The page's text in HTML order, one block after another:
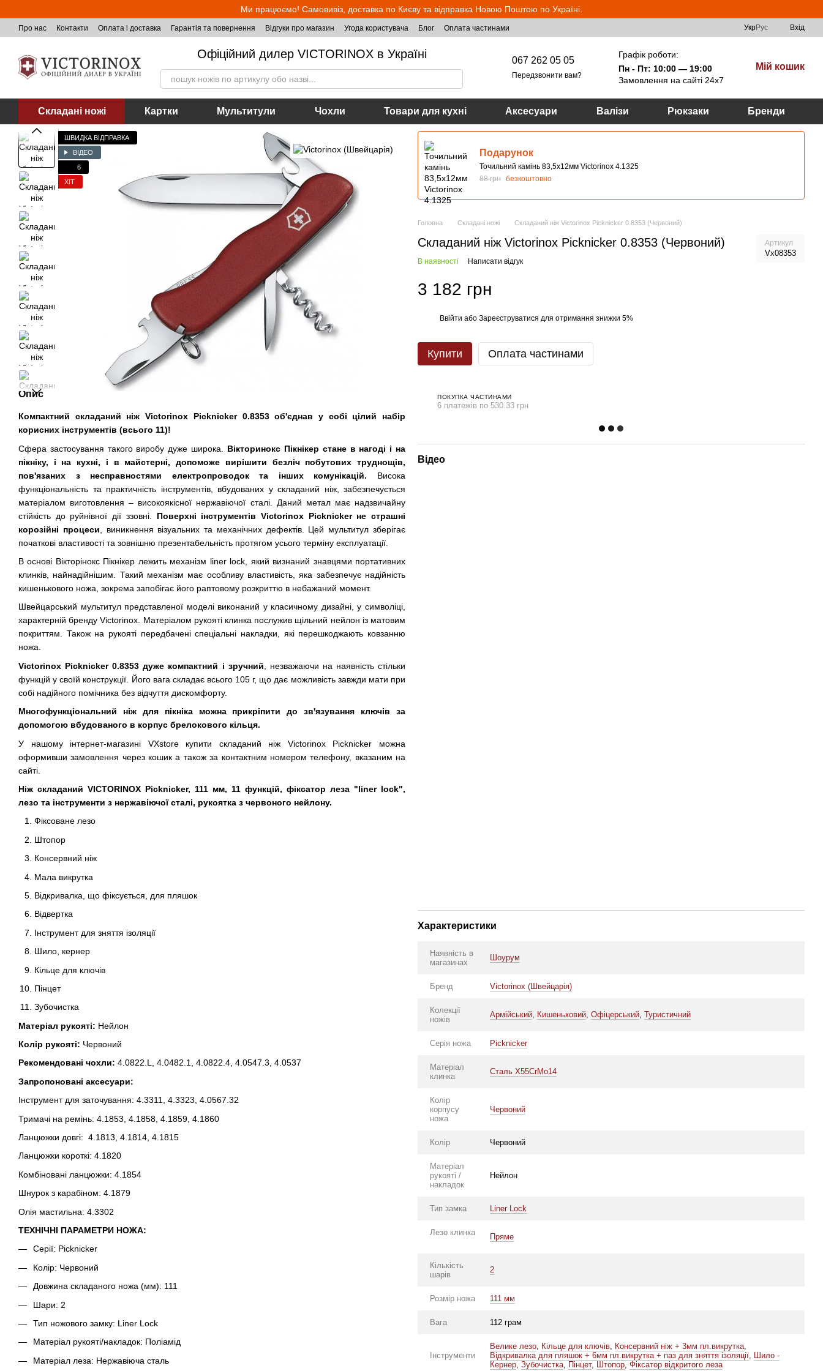
Ми працюємо! Самовивіз, доставка по Києву та відправка Новою Поштою по Україні.
Про нас Контакти Оплата і доставка Гарантія та повернення Відгуки про магазин Угода користувача Блог Оплата частинами УкрРус Вхід
Офіційний дилер VICTORINOX в Україні 067 262 05 05
Передзвонити вам?
Графік роботи:
Пн - Пт: 10:00 — 19:00
Замовлення на сайті 24х7
Мій кошик
Складані ножі Картки Мультитули Чохли Товари для кухні Аксесуари Валізи Рюкзаки Бренди
ШВИДКА ВІДПРАВКА
ВІДЕО
6
ХІТ
Опис
Компактний складаний ніж Victorinox Picknicker 0.8353 об'єднав у собі цілий набір
корисних інструментів (всього 11)!
Сфера застосування такого виробу дуже широка. Вікторинокс Пікнікер стане в нагоді і на
пікніку, і на кухні, і в майстерні, допоможе вирішити безліч побутових труднощів,
пов'язаних з несправностями електропроводок та інших комунікацій. Висока
функціональність та практичність інструментів, вбудованих у складаний ніж, забезпечується
матеріалом виготовлення – високоякісної нержавіючої сталі. Даний метал має надзвичайну
стійкість до руйнівної дії ззовні. Поверхні інструментів Victorinox Picknicker не страшні
корозійні процеси , виникнення візуальних та механічних дефектів. Цей мультитул зберігає
початкові властивості та зовнішню презентабельність протягом усього терміну експлуатації.
В основі Вікторінокс Пікнікер лежить механізм liner lock, який визнаний знавцями портативних
клинків, найнадійнішим. Такий механізм має особливу властивість, яка забезпечує надійність
кишенькового ножа, зокрема запобігає його раптовому розкриттю в небажаний момент.
Швейцарський мультитул представленої моделі виконаний у класичному дизайні, у символіці,
характерній бренду Victorinox. Матеріалом рукояті клинка послужив щільний нейлон із матовим
покриттям. Також на рукояті передбачені спеціальні накладки, які перешкоджають ковзанню
ножа.
Victorinox Picknicker 0.8353 дуже компактний і зручний , незважаючи на наявність стільки
функцій у своїй конструкції. Його вага складає всього 105 г, що дає можливість завжди мати при
собі надійного помічника без відчуття дискомфорту.
Многофункціональний ніж для пікніка можна прикріпити до зв'язування ключів за
допомогою вбудованого в корпус брелокового кільця.
У нашому інтернет-магазині VXstore купити складаний ніж Victorinox Picknicker можна
оформивши замовлення через кошик а також за контактним номером телефону, вказаним на
сайті.
Ніж складаний VICTORINOX Picknicker, 111 мм, 11 функцій, фіксатор леза "liner lock",
лезо та інструменти з нержавіючої сталі, рукоятка з червоного нейлону.
Фіксоване лезо
Штопор
Консервний ніж
Мала викрутка
Відкривалка, що фіксується, для пляшок
Відвертка
Інструмент для зняття ізоляції
Шило, кернер
Кільце для ключів
Пінцет
Зубочистка
Матеріал рукояті: Нейлон
Колір рукояті: Червоний
Рекомендовані чохли: 4.0822.L, 4.0482.1, 4.0822.4, 4.0547.3, 4.0537
Запропоновані аксесуари:
Інструмент для заточування: 4.3311, 4.3323, 4.0567.32
Тримачі на ремінь: 4.1853, 4.1858, 4.1859, 4.1860
Ланцюжки довгі: 4.1813, 4.1814, 4.1815
Ланцюжки короткі: 4.1820
Комбіновані ланцюжки: 4.1854
Шнурок з карабіном: 4.1879
Олія мастильна: 4.3302
ТЕХНІЧНІ ПАРАМЕТРИ НОЖА:
Серії: Picknicker
Колір: Червоний
Довжина складаного ножа (мм): 111
Шари: 2
Тип ножового замку: Liner Lock
Матеріал рукояті/накладок: Поліамід
Матеріал леза: Нержавіюча сталь
Подарунок
Точильний камінь 83,5х12мм Victorinox 4.1325
88 грн безкоштовно
Головна Складані ножі Складаний ніж Victorinox Picknicker 0.8353 (Червоний)
Складаний ніж Victorinox Picknicker 0.8353 (Червоний) Артикул
Vx08353
В наявності Написати відгук
3 182 грн
Ввійти або Зареєструватися для отримання знижки 5%
Купити Оплата частинами
ПОКУПКА ЧАСТИНАМИ
6 платежів по 530.33 грн
Відео
Характеристики
Наявність в
магазинах
Шоурум
Бренд Victorinox (Швейцарія)
Колекції
ножів
Армійський, Кишеньковий, Офіцерський, Туристичний
Серія ножа Picknicker
Матеріал
клинка
Сталь X55CrMo14
Колір
корпусу
ножа
Червоний
Колір Червоний
Матеріал
рукояті /
накладок
Нейлон
Тип замка Liner Lock
Лезо клинка Пряме
Кількість
шарів
2
Розмір ножа 111 мм
Вага 112 грам
Інструменти
Велике лезо, Кільце для ключів, Консервний ніж + 3мм пл.викрутка,
Відкривалка для пляшок + 6мм пл.викрутка + паз для зняття ізоляції, Шило -
Кернер, Зубочистка, Пінцет, Штопор, Фіксатор відкритого леза